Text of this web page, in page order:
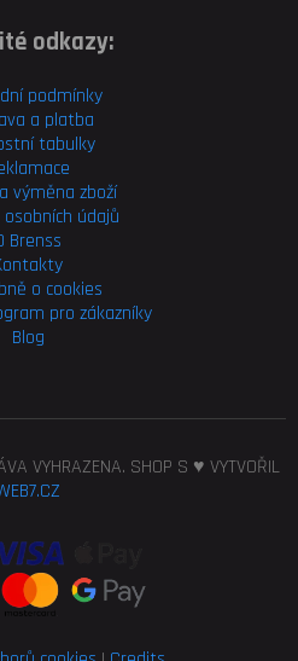
odkazy:
podmínky
a platba
tabulky
výměna zboží
osobních údajů
Brenss
o cookies
pro zákazníky
Blog
VYHRAZENA. SHOP S ♥ VYTVOŘIL